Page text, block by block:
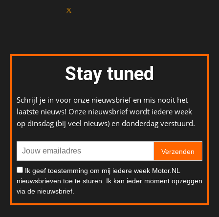
Stay tuned
Schrijf je in voor onze nieuwsbrief en mis nooit het
laatste nieuws! Onze nieuwsbrief wordt iedere week
op dinsdag (bij veel nieuws) en donderdag verstuurd.
Verzenden
Ik geef toestemming om mij iedere week Motor.NL
nieuwsbrieven toe te sturen. Ik kan ieder moment opzeggen
via de nieuwsbrief.